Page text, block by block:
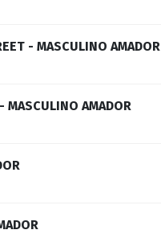
- MASCULINO AMADOR
AMADOR